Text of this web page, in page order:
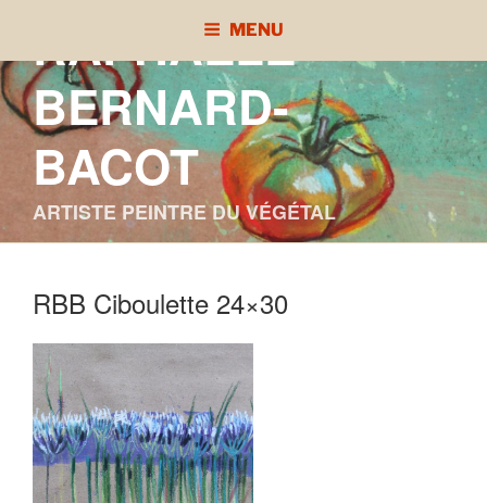
contenu
principal
RAPHAÈLE
BERNARD-
BACOT
ARTISTE PEINTRE DU VÉGÉTAL
MENU
RBB Ciboulette 24×30